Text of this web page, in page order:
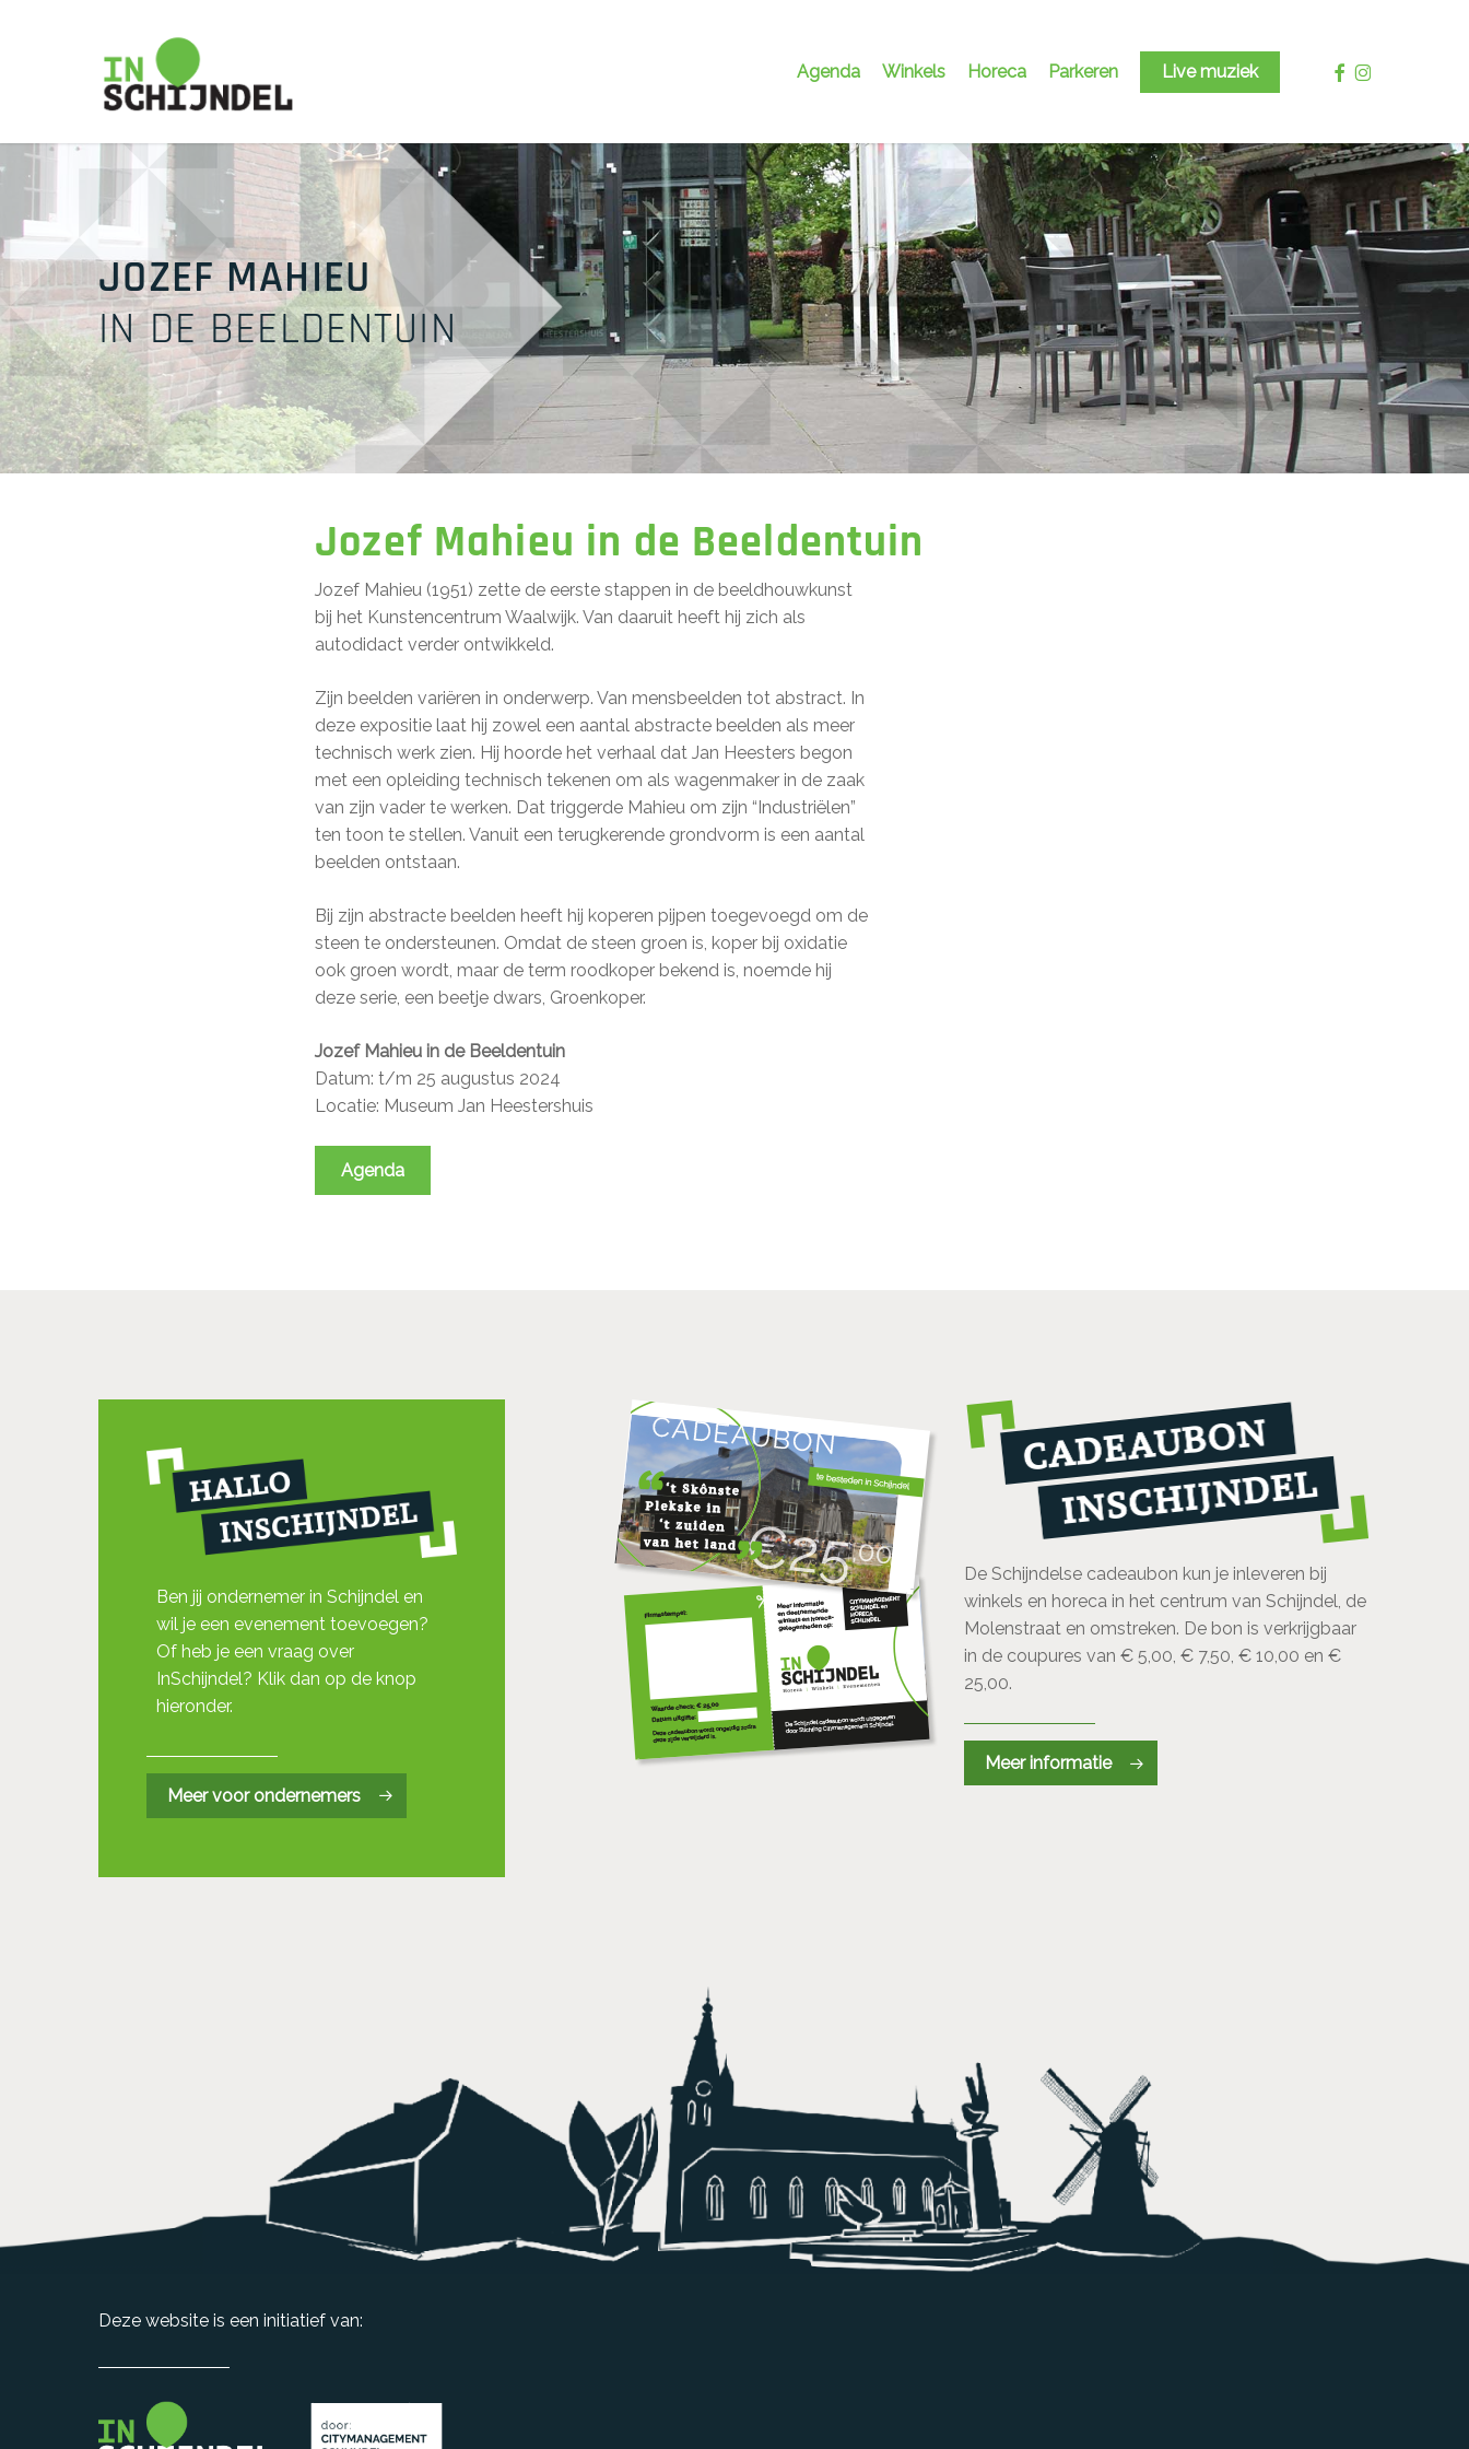
Agenda Winkels Horeca Parkeren Live muziek facebook
instagram
JOZEF MAHIEU
IN DE BEELDENTUIN
Jozef Mahieu in de Beeldentuin
Jozef Mahieu (1951) zette de eerste stappen in de beeldhouwkunst
bij het Kunstencentrum Waalwijk. Van daaruit heeft hij zich als
autodidact verder ontwikkeld.
Zijn beelden variëren in onderwerp. Van mensbeelden tot abstract. In
deze expositie laat hij zowel een aantal abstracte beelden als meer
technisch werk zien. Hij hoorde het verhaal dat Jan Heesters begon
met een opleiding technisch tekenen om als wagenmaker in de zaak
van zijn vader te werken. Dat triggerde Mahieu om zijn “Industriëlen”
ten toon te stellen. Vanuit een terugkerende grondvorm is een aantal
beelden ontstaan.
Bij zijn abstracte beelden heeft hij koperen pijpen toegevoegd om de
steen te ondersteunen. Omdat de steen groen is, koper bij oxidatie
ook groen wordt, maar de term roodkoper bekend is, noemde hij
deze serie, een beetje dwars, Groenkoper.
Jozef Mahieu in de Beeldentuin
Datum: t/m 25 augustus 2024
Locatie: Museum Jan Heestershuis
Agenda
Ben jij ondernemer in Schijndel en
wil je een evenement toevoegen?
Of heb je een vraag over
InSchijndel? Klik dan op de knop
hieronder.
Meer voor ondernemers
De Schijndelse cadeaubon kun je inleveren bij
winkels en horeca in het centrum van Schijndel, de
Molenstraat en omstreken. De bon is verkrijgbaar
in de coupures van € 5,00, € 7,50, € 10,00 en €
25,00.
Meer informatie
Deze website is een initiatief van: